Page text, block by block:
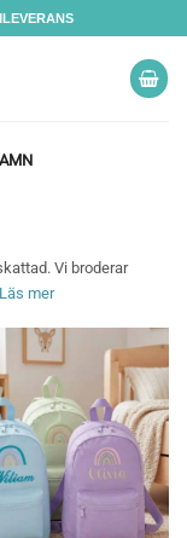
Vi broderar
Läs mer